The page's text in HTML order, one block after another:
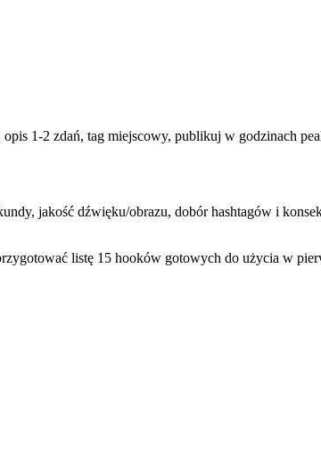
1‑2 zdań, tag miejscowy, publikuj w godzinach
jakość dźwięku/obrazu, dobór hashtagów i
listę 15 hooków gotowych do użycia w